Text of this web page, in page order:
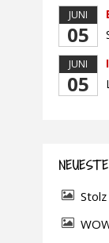
JUNI
05
JUNI
05